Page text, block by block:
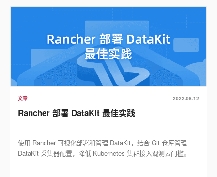
文章 2022.08.12
Rancher 部署 DataKit 最佳实践
使用 Rancher 可视化部署和管理 DataKit，结合 Git 仓库管理
DataKit 采集器配置，降低 Kubernetes 集群接入观测云门槛。